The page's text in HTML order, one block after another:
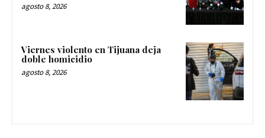
agosto 8, 2026
Viernes violento en Tijuana deja
doble homicidio
agosto 8, 2026